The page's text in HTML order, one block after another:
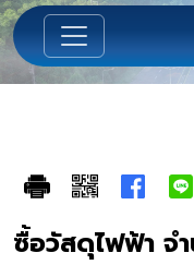
ซื้อวัสดุไฟฟ้า จ